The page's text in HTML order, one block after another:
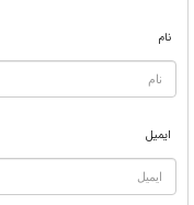
نام
ایمیل